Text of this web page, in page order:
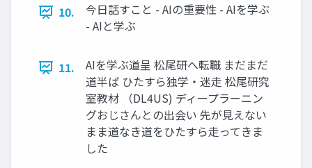
10.
今日話すこと - AIの重要性 - AIを学ぶ
- AIと学ぶ
11.
AIを学ぶ道呈 松尾研へ転職 まだまだ
道半ば ひたすら独学・迷走 松尾研究
室教材 （DL4US) ディープラーニン
グおじさんとの出会い 先が見えない
まま道なき道をひたすら走ってきま
した